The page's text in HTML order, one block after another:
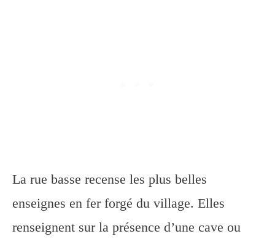
La rue basse recense les plus belles
enseignes en fer forgé du village. Elles
renseignent sur la présence d’une cave ou